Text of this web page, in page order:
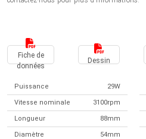
Fiche de
données
Dessin
Puissance 29W
Vitesse nominale 3100rpm
Longueur 88mm
Diamètre 54mm